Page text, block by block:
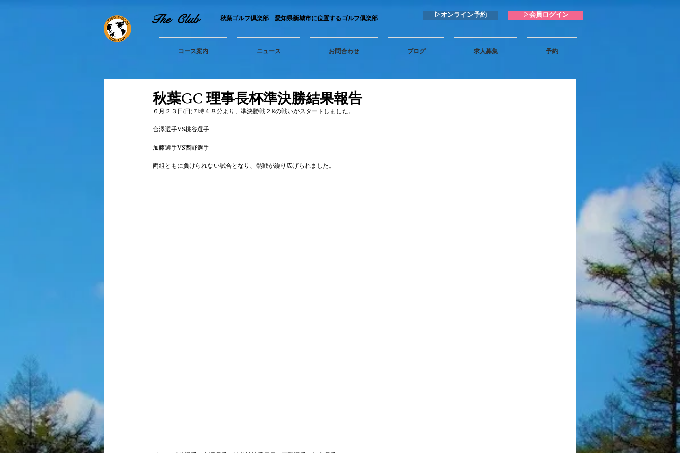
The Club ​秋葉ゴルフ倶楽部 愛知県新城市に位置するゴルフ倶楽部 ▷オンライン予約 ▷会員ログイン
コース案内 ニュース お問合わせ ブログ 求人募集 予約
秋葉GC 理事長杯準決勝結果報告
６月２３日(日)７時４８分より、準決勝戦２Rの戦いがスタートしました。
合澤選手VS桃谷選手
加藤選手VS西野選手
両組ともに負けられない試合となり、熱戦が繰り広げられました。